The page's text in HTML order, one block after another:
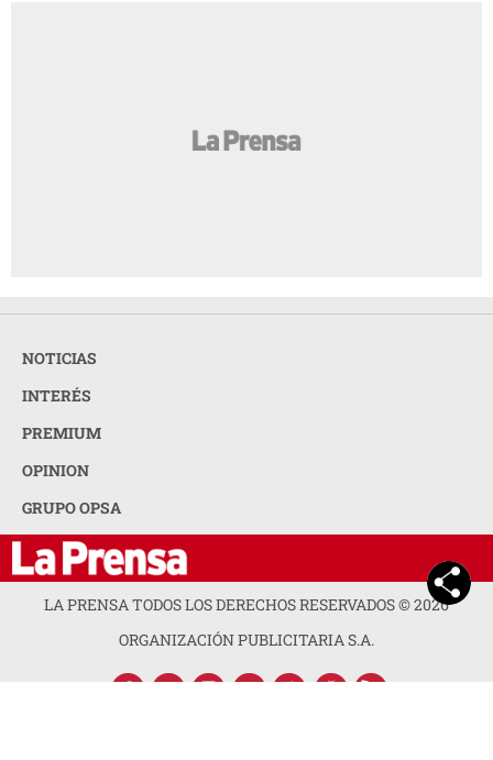
NOTICIAS
INTERÉS
PREMIUM
OPINION
GRUPO OPSA
LA PRENSA TODOS LOS DERECHOS RESERVADOS ©2026
ORGANIZACIÓN PUBLICITARIA S.A.